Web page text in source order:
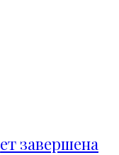
завершена